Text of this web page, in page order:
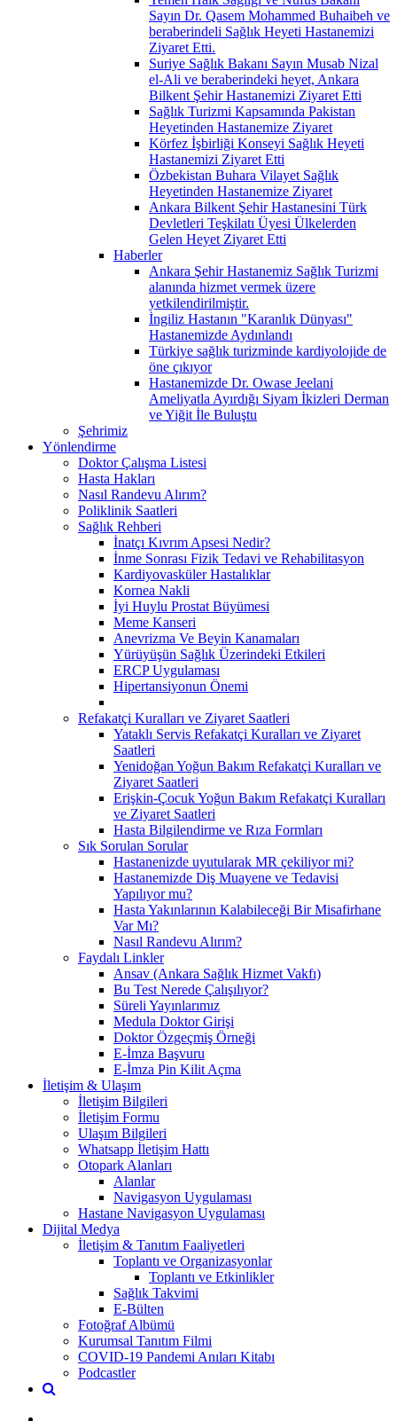
Sayın Dr. Qasem Mohammed Buhaibeh ve
beraberindeli Sağlık Heyeti Hastanemizi
Ziyaret Etti.
Suriye Sağlık Bakanı Sayın Musab Nizal
el-Ali ve beraberindeki heyet, Ankara
Bilkent Şehir Hastanemizi Ziyaret Etti
Sağlık Turizmi Kapsamında Pakistan
Heyetinden Hastanemize Ziyaret
Körfez İşbirliği Konseyi Sağlık Heyeti
Hastanemizi Ziyaret Etti
Özbekistan Buhara Vilayet Sağlık
Heyetinden Hastanemize Ziyaret
Ankara Bilkent Şehir Hastanesini Türk
Devletleri Teşkilatı Üyesi Ülkelerden
Gelen Heyet Ziyaret Etti
Haberler
Ankara Şehir Hastanemiz Sağlık Turizmi
alanında hizmet vermek üzere
yetkilendirilmiştir.
İngiliz Hastanın "Karanlık Dünyası"
Hastanemizde Aydınlandı
Türkiye sağlık turizminde kardiyolojide de
öne çıkıyor
Hastanemizde Dr. Owase Jeelani
Ameliyatla Ayırdığı Siyam İkizleri Derman
ve Yiğit İle Buluştu
Şehrimiz
Yönlendirme
Doktor Çalışma Listesi
Hasta Hakları
Nasıl Randevu Alırım?
Poliklinik Saatleri
Sağlık Rehberi
İnatçı Kıvrım Apsesi Nedir?
İnme Sonrası Fizik Tedavi ve Rehabilitasyon
Kardiyovasküler Hastalıklar
Kornea Nakli
İyi Huylu Prostat Büyümesi
Meme Kanseri
Anevrizma Ve Beyin Kanamaları
Yürüyüşün Sağlık Üzerindeki Etkileri
ERCP Uygulaması
Hipertansiyonun Önemi
Refakatçi Kuralları ve Ziyaret Saatleri
Yataklı Servis Refakatçi Kuralları ve Ziyaret
Saatleri
Yenidoğan Yoğun Bakım Refakatçi Kuralları ve
Ziyaret Saatleri
Erişkin-Çocuk Yoğun Bakım Refakatçi Kuralları
ve Ziyaret Saatleri
Hasta Bilgilendirme ve Rıza Formları
Sık Sorulan Sorular
Hastanenizde uyutularak MR çekiliyor mi?
Hastanemizde Diş Muayene ve Tedavisi
Yapılıyor mu?
Hasta Yakınlarının Kalabileceği Bir Misafirhane
Var Mı?
Nasıl Randevu Alırım?
Faydalı Linkler
Ansav (Ankara Sağlık Hizmet Vakfı)
Bu Test Nerede Çalışılıyor?
Süreli Yayınlarımız
Medula Doktor Girişi
Doktor Özgeçmiş Örneği
E-İmza Başvuru
E-İmza Pin Kilit Açma
İletişim & Ulaşım
İletişim Bilgileri
İletişim Formu
Ulaşım Bilgileri
Whatsapp İletişim Hattı
Otopark Alanları
Alanlar
Navigasyon Uygulaması
Hastane Navigasyon Uygulaması
Dijital Medya
İletişim & Tanıtım Faaliyetleri
Toplantı ve Organizasyonlar
Toplantı ve Etkinlikler
Sağlık Takvimi
E-Bülten
Fotoğraf Albümü
Kurumsal Tanıtım Filmi
COVID-19 Pandemi Anıları Kitabı
Podcastler